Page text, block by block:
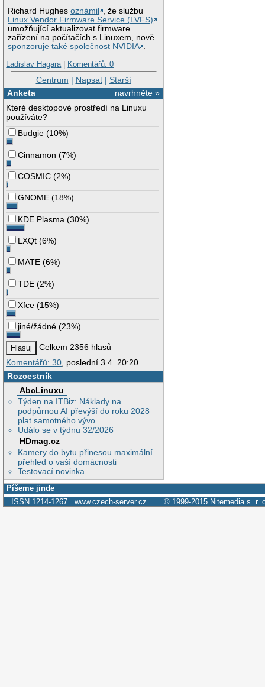
Richard Hughesoznámil
, že službu
Linux Vendor Firmware Service (LVFS)
umožňující aktualizovat firmware
zařízení na počítačích s Linuxem, nově
sponzoruje také společnost NVIDIA .
Ladislav Hagara| Komentářů: 0
Centrum | Napsat| Starší
navrhněte »
Anketa
Které desktopové prostředí na Linuxu
používáte?
Budgie (10%)
Cinnamon (7%)
COSMIC (2%)
GNOME (18%)
KDE Plasma (30%)
LXQt (6%)
MATE (6%)
TDE (2%)
Xfce (15%)
jiné/žádné (23%)
Celkem 2356 hlasů
Komentářů: 30 , poslední 3.4. 20:20
Rozcestník
AbcLinuxu
Týden na ITBiz: Náklady na
podpůrnou AI převýší do roku 2028
plat samotného vývo
Událo se v týdnu 32/2026
HDmag.cz
Kamery do bytu přinesou maximální
přehled o vaší domácnosti
Testovací novinka
Píšeme jinde
ISSN 1214-1267 www.czech-server.cz © 1999-2015 Nitemedia s. r.